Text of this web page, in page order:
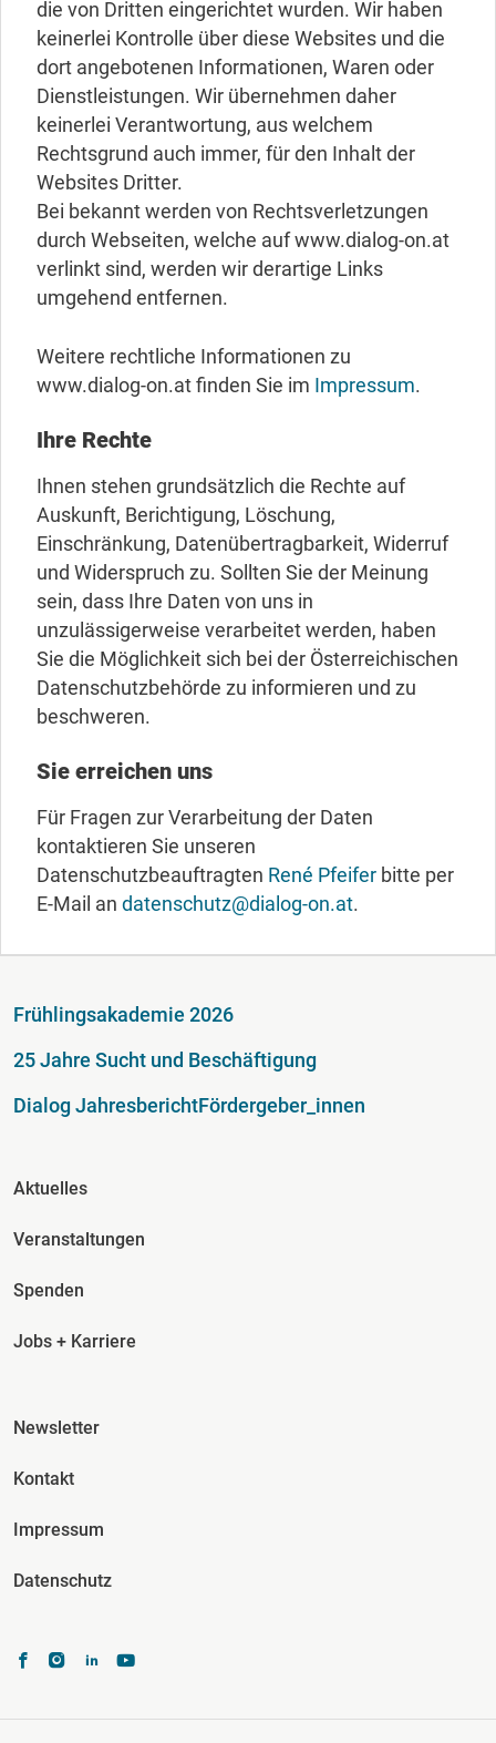
die von Dritten eingerichtet wurden. Wir haben
keinerlei Kontrolle über diese Websites und die
dort angebotenen Informationen, Waren oder
Dienstleistungen. Wir übernehmen daher
keinerlei Verantwortung, aus welchem
Rechtsgrund auch immer, für den Inhalt der
Websites Dritter.
Bei bekannt werden von Rechtsverletzungen
durch Webseiten, welche auf www.dialog-on.at
verlinkt sind, werden wir derartige Links
umgehend entfernen.
Weitere rechtliche Informationen zu
www.dialog-on.at finden Sie im Impressum.
Ihre Rechte
Ihnen stehen grundsätzlich die Rechte auf
Auskunft, Berichtigung, Löschung,
Einschränkung, Datenübertragbarkeit, Widerruf
und Widerspruch zu. Sollten Sie der Meinung
sein, dass Ihre Daten von uns in
unzulässigerweise verarbeitet werden, haben
Sie die Möglichkeit sich bei der Österreichischen
Datenschutzbehörde zu informieren und zu
beschweren.
Sie erreichen uns
Für Fragen zur Verarbeitung der Daten
kontaktieren Sie unseren
Datenschutzbeauftragten René Pfeifer bitte per
E-Mail an datenschutz@dialog-on.at.
Fußzeile
Frühlingsakademie 2026
25 Jahre Sucht und Beschäftigung
Dialog JahresberichtFördergeber_innen
Fusszeile Spalte 2
Aktuelles
Veranstaltungen
Spenden
Jobs + Karriere
Fusszeile Spalte 3
Newsletter
Kontakt
Impressum
Datenschutz